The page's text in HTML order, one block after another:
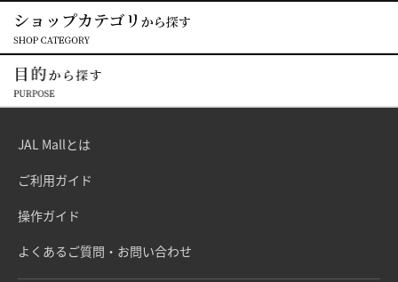
JAL Mallとは
ご利用ガイド
操作ガイド
よくあるご質問・お問い合わせ